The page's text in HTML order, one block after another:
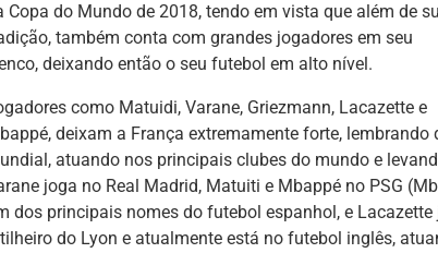
Copa do Mundo de 2018, tendo em vista que além de
também conta com grandes jogadores em seu
deixando então o seu futebol em alto nível.
como Matuidi, Varane, Griezmann, Lacazette e
deixam a França extremamente forte,
atuando nos principais clubes do mundo e
joga no Real Madrid, Matuiti e Mbappé no PSG
dos principais nomes do futebol espanhol, e
do Lyon e atualmente está no futebol inglês,